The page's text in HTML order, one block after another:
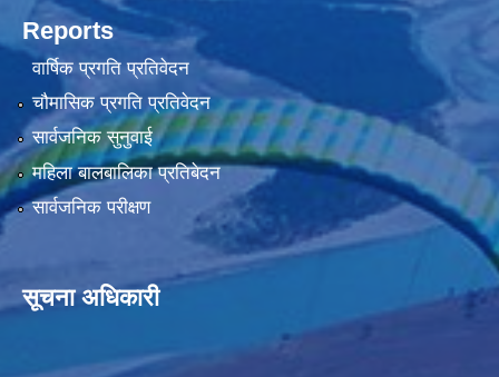
Reports
वार्षिक प्रगति प्रतिवेदन
चौमासिक प्रगति प्रतिवेदन
सार्वजनिक सुनुवाई
महिला बालबालिका प्रतिबेदन
सार्वजनिक परीक्षण
सूचना अधिकारी